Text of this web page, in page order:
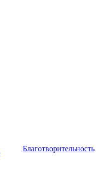
Благотворительность